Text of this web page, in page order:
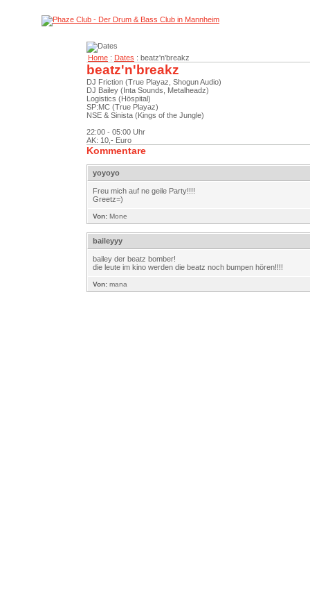
Home : Dates : beatz'n'breakz
beatz'n'breakz
DJ Friction (True Playaz, Shogun Audio)
DJ Bailey (Inta Sounds, Metalheadz)
Logistics (Höspital)
SP:MC (True Playaz)
NSE & Sinista (Kings of the Jungle)
22:00 - 05:00 Uhr
AK: 10,- Euro
Kommentare
yoyoyo
Freu mich auf ne geile Party!!!!
Greetz=)
Von: Mone
baileyyy
bailey der beatz bomber!
die leute im kino werden die beatz noch bumpen hören!!!!
Von: mana